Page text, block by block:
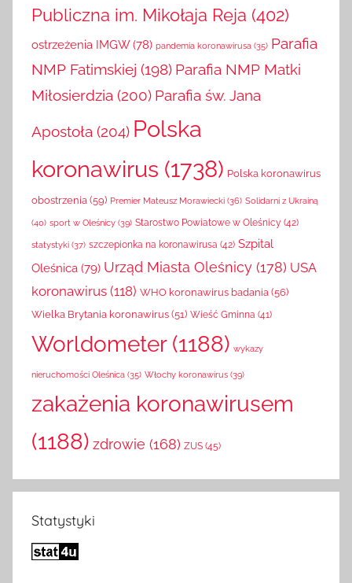
Publiczna im. Mikołaja Reja (402)
ostrzeżenia IMGW (78) pandemia koronawirusa (35) Parafia
NMP Fatimskiej (198) Parafia NMP Matki
Miłosierdzia (200) Parafia św. Jana
Apostoła (204) Polska
koronawirus (1738) Polska koronawirus
obostrzenia(59) Premier Mateusz Morawiecki (36) Solidarni z Ukrainą
(40) sport w Oleśnicy (39) Starostwo Powiatowe w Oleśnicy (42)
statystyki (37) szczepionka na koronawirusa (42) Szpital
Oleśnica (79) Urząd Miasta Oleśnicy (178) USA
koronawirus (118) WHO koronawirus badania (56)
Wielka Brytania koronawirus (51) Wieść Gminna (41)
Worldometer(1188) wykazy
nieruchomości Oleśnica (35) Włochy koronawirus (39)
zakażenia koronawirusem
(1188) zdrowie (168) ZUS (45)
Statystyki